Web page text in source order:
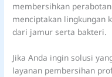
membersihkan
menciptakan lingkungan
dari jamur serta bakteri.
Jika Anda ingin solusi
layanan pembersihan